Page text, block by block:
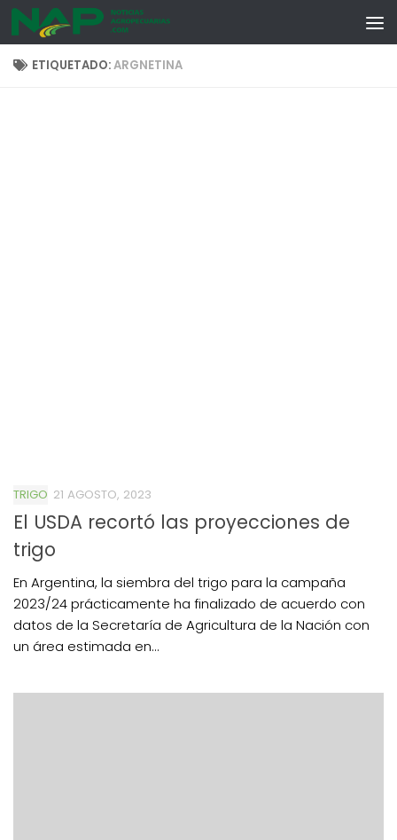
Skip to content
ETIQUETADO:ARGNETINA
TRIGO 21 AGOSTO, 2023
El USDA recortó las proyecciones de
trigo
En Argentina, la siembra del trigo para la campaña
2023/24 prácticamente ha finalizado de acuerdo con
datos de la Secretaría de Agricultura de la Nación con
un área estimada en...